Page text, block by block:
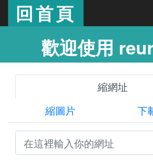
回首頁
歡迎使用
縮網址
縮圖片
下